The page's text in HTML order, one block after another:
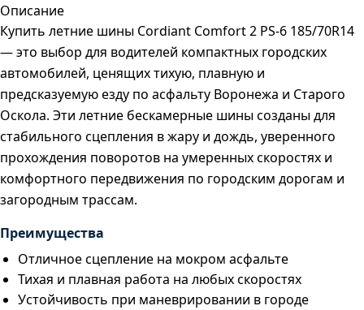
Описание
Купить летние шины Cordiant Comfort 2 PS-6 185/70R14
— это выбор для водителей компактных городских
автомобилей, ценящих тихую, плавную и
предсказуемую езду по асфальту Воронежа и Старого
Оскола. Эти летние бескамерные шины созданы для
стабильного сцепления в жару и дождь, уверенного
прохождения поворотов на умеренных скоростях и
комфортного передвижения по городским дорогам и
загородным трассам.
Преимущества
Отличное сцепление на мокром асфальте
Тихая и плавная работа на любых скоростях
Устойчивость при маневрировании в городе